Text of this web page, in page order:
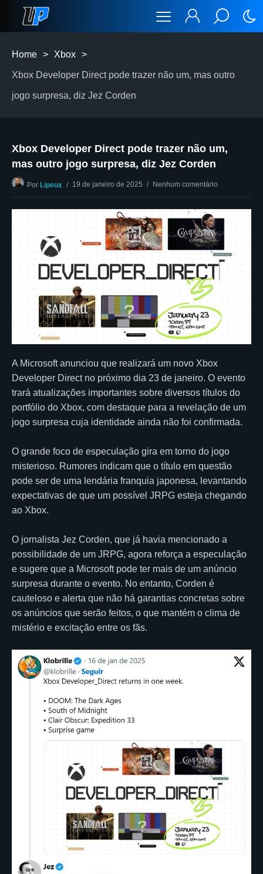
Home > Xbox >
Xbox Developer Direct pode trazer não um, mas outro
jogo surpresa, diz Jez Corden
Xbox Developer Direct pode trazer não um,
mas outro jogo surpresa, diz Jez Corden
Por Lipeux 19 de janeiro de 2025 Nenhum comentário
A Microsoft anunciou que realizará um novo Xbox
Developer Direct no próximo dia 23 de janeiro. O evento
trará atualizações importantes sobre diversos títulos do
portfólio do Xbox, com destaque para a revelação de um
jogo surpresa cuja identidade ainda não foi confirmada.
O grande foco de especulação gira em torno do jogo
misterioso. Rumores indicam que o título em questão
pode ser de uma lendária franquia japonesa, levantando
expectativas de que um possível JRPG esteja chegando
ao Xbox.
O jornalista Jez Corden, que já havia mencionado a
possibilidade de um JRPG, agora reforça a especulação
e sugere que a Microsoft pode ter mais de um anúncio
surpresa durante o evento. No entanto, Corden é
cauteloso e alerta que não há garantias concretas sobre
os anúncios que serão feitos, o que mantém o clima de
mistério e excitação entre os fãs.